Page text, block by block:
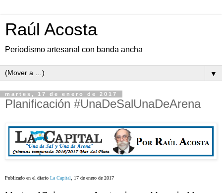
Raúl Acosta
Periodismo artesanal con banda ancha
▼
martes, 17 de enero de 2017
Planificación #UnaDeSalUnaDeArena
Publicado en el diario La Capital, 17 de enero de 2017